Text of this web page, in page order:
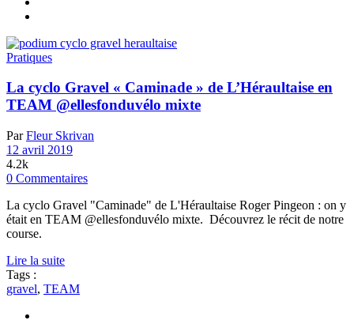
Pratiques
La cyclo Gravel « Caminade » de L’Héraultaise en
TEAM @ellesfonduvélo mixte
ParFleur Skrivan
12 avril 2019
4.2k
0 Commentaires
La cyclo Gravel "Caminade" de L'Héraultaise Roger Pingeon : on y
était en TEAM @ellesfonduvélo mixte. Découvrez le récit de notre
course.
Lire la suite
Tags :
gravel, TEAM